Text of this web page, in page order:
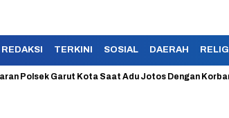
REDAKSI TERKINI SOSIAL DAERAH RELIGI
Garut Kota Saat Adu Jotos Dengan Korban